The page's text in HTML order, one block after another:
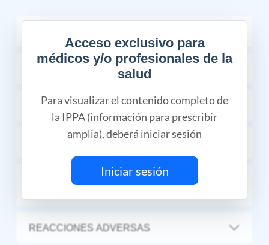
Acceso exclusivo para
médicos y/o profesionales de la
salud
Para visualizar el contenido completo de
la IPPA (información para prescribir
amplia), deberá iniciar sesión
Iniciar sesión
INDICACIONES TERAPÉUTICAS
PROPIEDADES FARMACÉUTICAS
CONTRAINDICACIONES
RESTRICCIONES DE USO DURANTE EL
REACCIONES ADVERSAS